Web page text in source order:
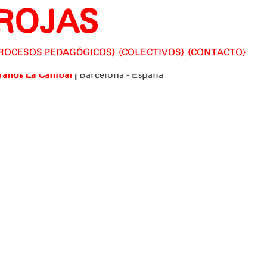
PEDAGÓGICOS COLECTIVOS CONTACTO
La Caníbal | Barcelona - España